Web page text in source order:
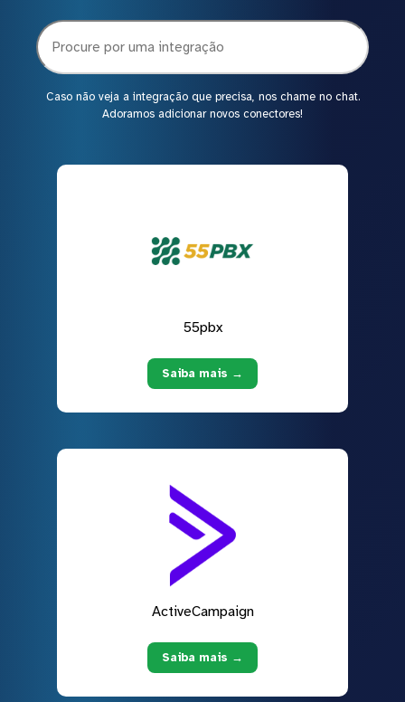
Caso não veja a integração que precisa, nos chame no chat.
Adoramos adicionar novos conectores!
55pbx
Saiba mais →
ActiveCampaign
Saiba mais →